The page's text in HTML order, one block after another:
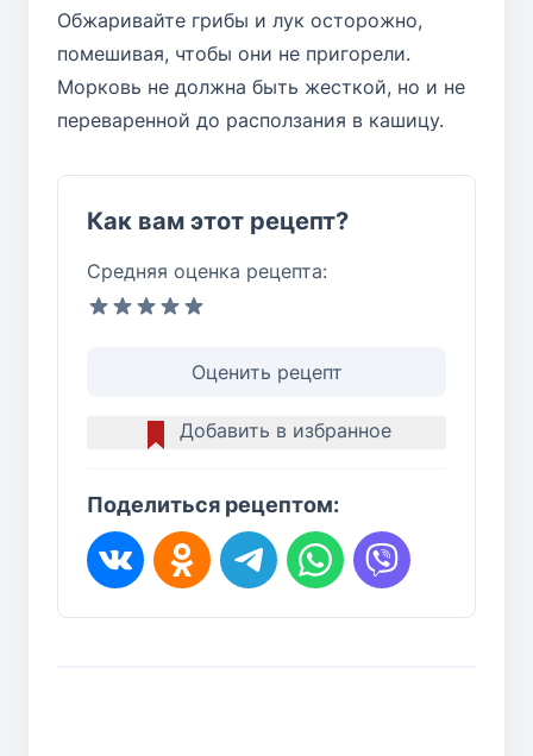
Обжаривайте грибы и лук осторожно,
помешивая, чтобы они не пригорели.
Морковь не должна быть жесткой, но и не
переваренной до расползания в кашицу.
Как вам этот рецепт?
Средняя оценка рецепта:
Оценить рецепт
Добавить в избранное
Поделиться рецептом: